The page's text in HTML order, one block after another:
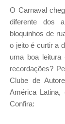
O Carnaval
diferente dos
bloquinhos de
o jeito é curtir a
uma boa
recordações?
Clube de
América Latina,
Confira: